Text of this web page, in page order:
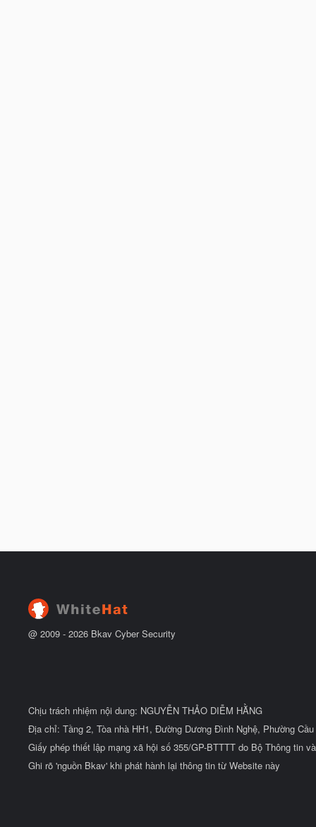
@ 2009 - 2026 Bkav Cyber Security
Chịu trách nhiệm nội dung: NGUYỄN THẢO DIỄM HẰNG
Địa chỉ: Tầng 2, Tòa nhà HH1, Đường Dương Đình Nghệ, Phường
Giấy phép thiết lập mạng xã hội số 355/GP-BTTTT do Bộ Thông tin
Ghi rõ 'nguồn Bkav' khi phát hành lại thông tin từ Website này